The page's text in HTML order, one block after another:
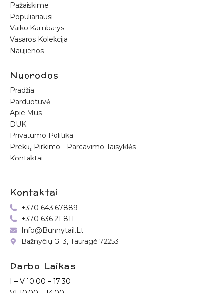
Pažaiskime
Populiariausi
Vaiko Kambarys
Vasaros Kolekcija
Naujienos
Nuorodos
Pradžia
Parduotuvė
Apie Mus
DUK
Privatumo Politika
Prekių Pirkimo - Pardavimo Taisyklės
Kontaktai
Kontaktai
+370 643 67889
+370 636 21 811
Info@bunnytail.lt
Bažnyčių G. 3, Tauragė 72253
Darbo Laikas
I – V 10:00 – 17:30